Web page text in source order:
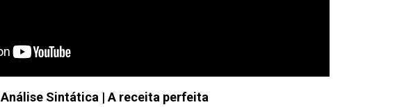
Análise Sintática | A receita perfeita